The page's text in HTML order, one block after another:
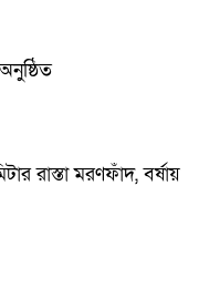
রাস্তা মরণফাঁদ, বর্ষায়